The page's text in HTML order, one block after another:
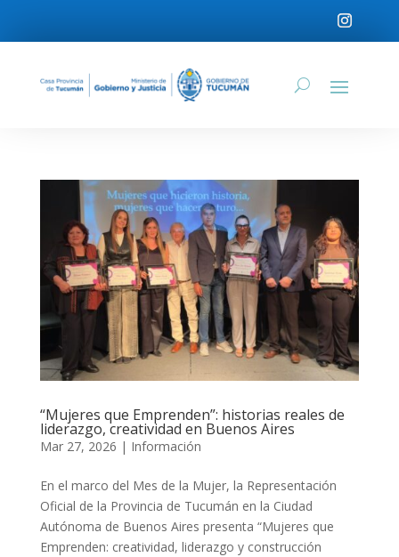
“Mujeres que Emprenden”: historias reales de
liderazgo, creatividad en Buenos Aires
Mar 27, 2026 | Información
En el marco del Mes de la Mujer, la Representación
Oficial de la Provincia de Tucumán en la Ciudad
Autónoma de Buenos Aires presenta “Mujeres que
Emprenden: creatividad, liderazgo y construcción